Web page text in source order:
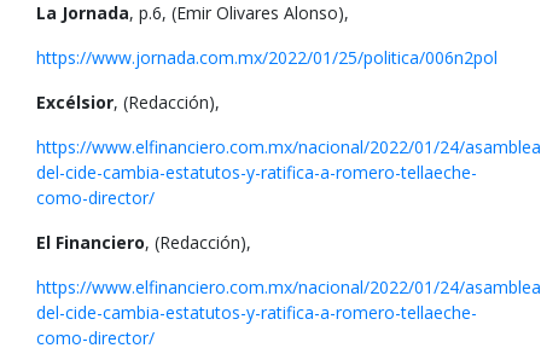
La Jornada, p.6, (Emir Olivares Alonso),
https://www.jornada.com.mx/2022/01/25/politica/006n2pol
Excélsior, (Redacción),
https://www.elfinanciero.com.mx/nacional/2022/01/24/
del-cide-cambia-estatutos-y-ratifica-a-romero-tellaeche-
como-director/
El Financiero, (Redacción),
https://www.elfinanciero.com.mx/nacional/2022/01/24/
del-cide-cambia-estatutos-y-ratifica-a-romero-tellaeche-
como-director/